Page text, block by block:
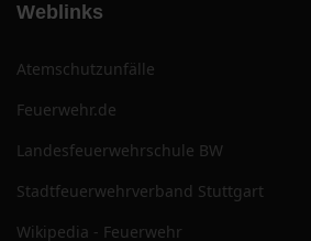
Weblinks
Atemschutzunfälle
Feuerwehr.de
Landesfeuerwehrschule BW
Stadtfeuerwehrverband Stuttgart
Wikipedia - Feuerwehr